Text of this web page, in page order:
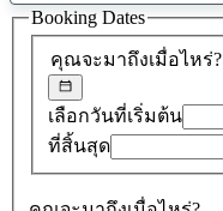
คุณจะมาถึงเมื่อไหร่?
เลือกวันที่เริ่มต้น
ที่สิ้นสุด
Booking Dates